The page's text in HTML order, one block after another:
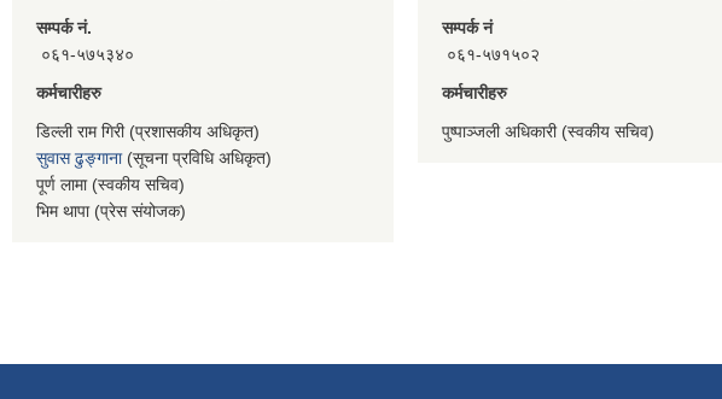
सम्पर्क नं.
०६१-५७५३४०
कर्मचारीहरु
डिल्ली राम गिरी (प्रशासकीय अधिकृत)
सुवास ढुङ्गाना(सूचना प्रविधि अधिकृत)
पूर्ण लामा (स्वकीय सचिव)
भिम थापा (प्रेस संयोजक)
सम्पर्क नं
०६१-५७१५०२
कर्मचारीहरु
पुष्पाञ्जली अधिकारी (स्वकीय सचिव)